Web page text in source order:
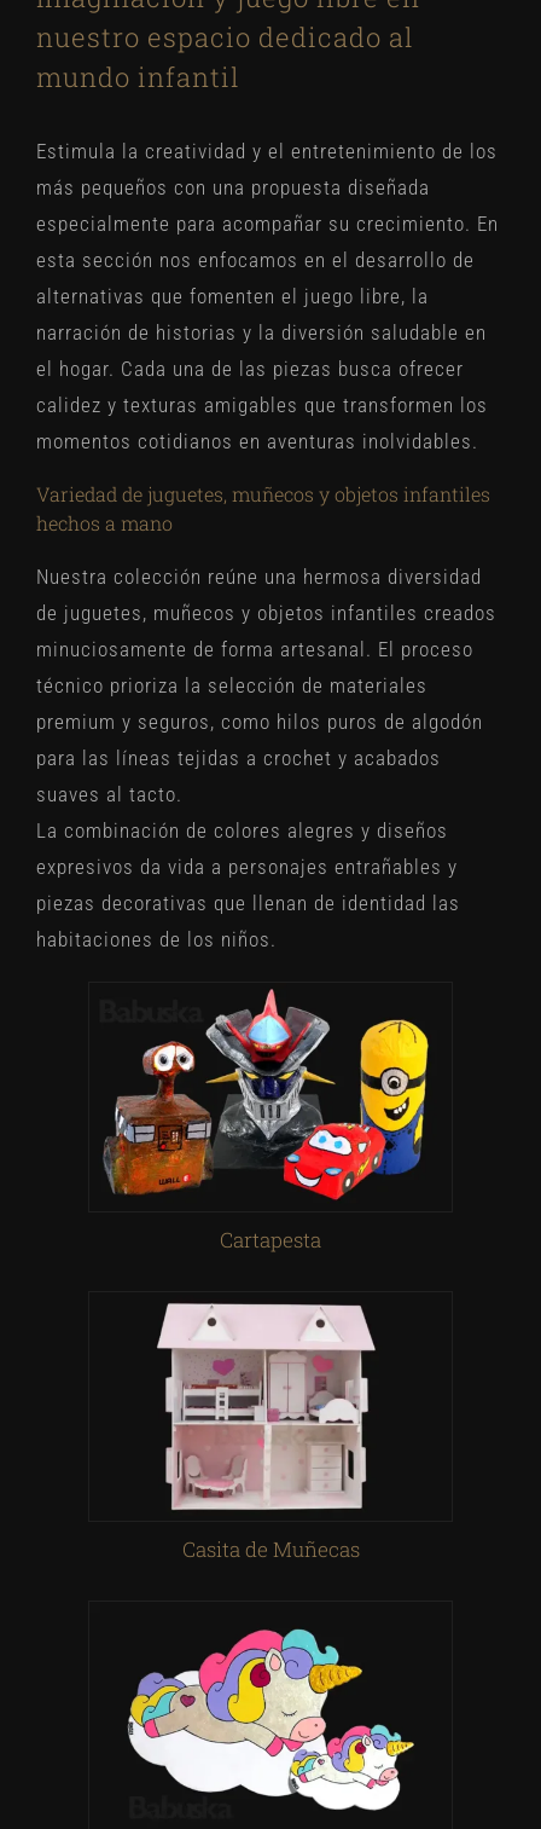
nuestro espacio dedicado al
mundo infantil
Estimula la creatividad y el entretenimiento de los
más pequeños con una propuesta diseñada
especialmente para acompañar su crecimiento. En
esta sección nos enfocamos en el desarrollo de
alternativas que fomenten el juego libre, la
narración de historias y la diversión saludable en
el hogar. Cada una de las piezas busca ofrecer
calidez y texturas amigables que transformen los
momentos cotidianos en aventuras inolvidables.
Variedad de juguetes, muñecos y objetos infantiles
hechos a mano
Nuestra colección reúne una hermosa diversidad
de juguetes, muñecos y objetos infantiles creados
minuciosamente de forma artesanal. El proceso
técnico prioriza la selección de materiales
premium y seguros, como hilos puros de algodón
para las líneas tejidas a crochet y acabados
suaves al tacto.
La combinación de colores alegres y diseños
expresivos da vida a personajes entrañables y
piezas decorativas que llenan de identidad las
habitaciones de los niños.
Cartapesta
Casita de Muñecas